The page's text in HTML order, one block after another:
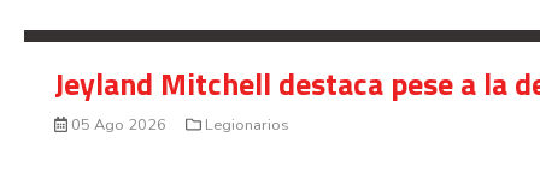
Jeyland Mitchell destaca pese a la
05 Ago 2026 Legionarios